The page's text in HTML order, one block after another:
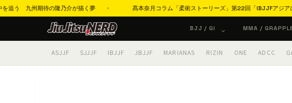
待の隆乃介が描く夢 髙本奈月コラム「柔術ストーリーズ」第22回「IBJJFアジアについて」
BJJ / GI MMA /
ASJJF SJJJF IBJJF JBJJF MARIANAS RIZIN ONE ADCC